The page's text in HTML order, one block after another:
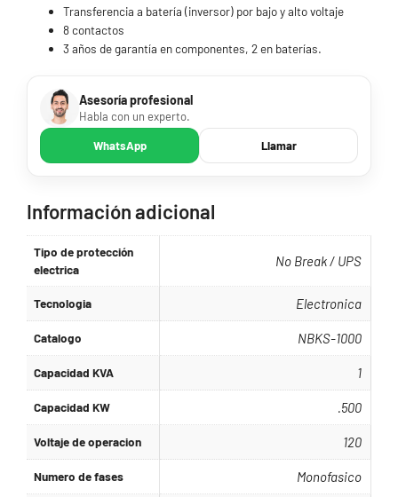
Transferencia a batería (inversor) por bajo y alto voltaje
8 contactos
3 años de garantía en componentes, 2 en baterías.
Asesoría profesional
Habla con un experto.
WhatsApp Llamar
Información adicional
Tipo de protección
electrica
No Break / UPS
Tecnologia Electronica
Catalogo NBKS-1000
Capacidad KVA 1
Capacidad KW .500
Voltaje de operacion 120
Numero de fases Monofasico